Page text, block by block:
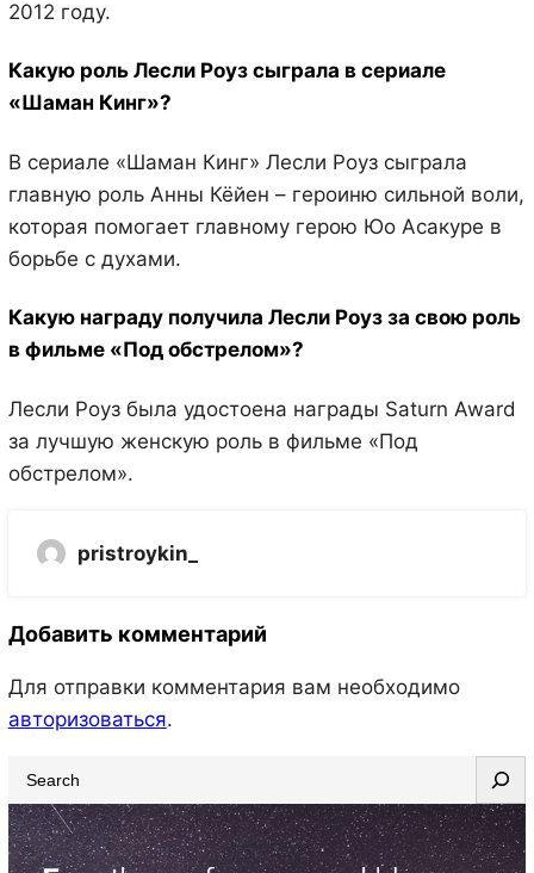
2012 году.
Какую роль Лесли Роуз сыграла в сериале
«Шаман Кинг»?
В сериале «Шаман Кинг» Лесли Роуз сыграла
главную роль Анны Кёйен – героиню сильной воли,
которая помогает главному герою Юо Асакуре в
борьбе с духами.
Какую награду получила Лесли Роуз за свою роль
в фильме «Под обстрелом»?
Лесли Роуз была удостоена награды Saturn Award
за лучшую женскую роль в фильме «Под
обстрелом».
pristroykin_
Добавить комментарий
Для отправки комментария вам необходимо
авторизоваться.
e
a
r